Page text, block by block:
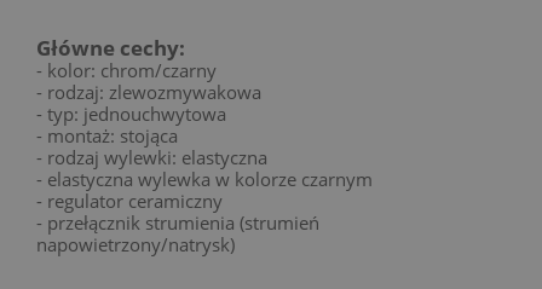
Główne cechy:
- kolor: chrom/czarny
- rodzaj: zlewozmywakowa
- typ: jednouchwytowa
- montaż: stojąca
- rodzaj wylewki: elastyczna
- elastyczna wylewka w kolorze czarnym
- regulator ceramiczny
- przełącznik strumienia (strumień
napowietrzony/natrysk)